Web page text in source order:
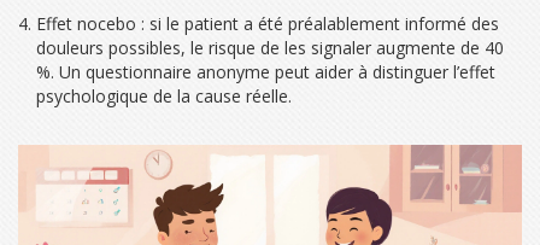
Effet nocebo : si le patient a été préalablement informé des
douleurs possibles, le risque de les signaler augmente de 40
%. Un questionnaire anonyme peut aider à distinguer l’effet
psychologique de la cause réelle.